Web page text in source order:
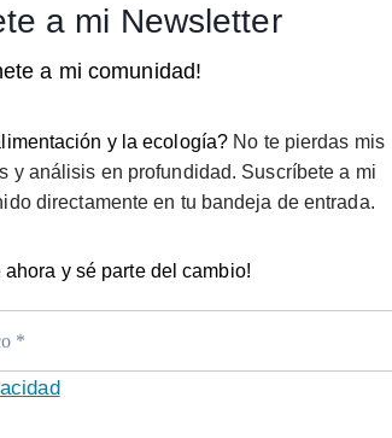
a mi Newsletter
a mi comunidad!
y la ecología? No te pierdas mis
y análisis en profundidad. Suscríbete a mi
directamente en tu bandeja de entrada.
ahora y sé parte del cambio!